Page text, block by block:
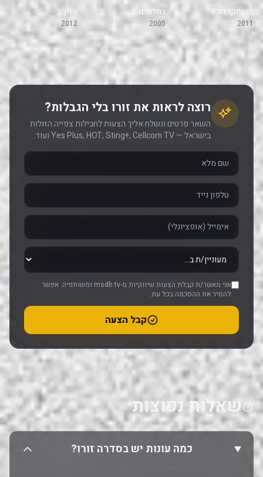
משחקי הכס
2011
נמלטים
2005
החץ
2012
רוצה לראות את זורו בלי הגבלות?
השאר פרטים ונשלח אליך הצעות לחבילות צפייה הזולות
בישראל — Yes Plus, HOT, Sting+, Cellcom TV ועוד.
אני מאשר/ת קבלת הצעות שיווקיות מ-msdb.tv ומשותפיה. אפשר
להסיר את ההסכמה בכל עת.
קבל הצעה
שאלות נפוצות
כמה עונות יש בסדרה זורו?